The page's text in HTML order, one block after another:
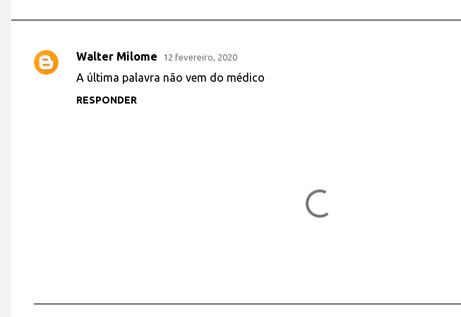
C
Walter Milome 12 fevereiro, 2020
A última palavra não vem do médico
RESPONDER